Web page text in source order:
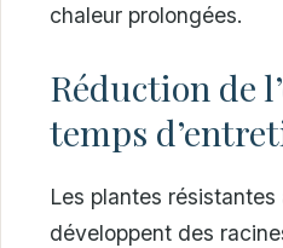
chaleur prolongées.
Réduction de
temps
Les plantes
développent des